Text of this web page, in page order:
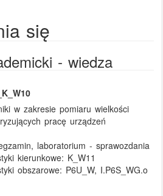
się
- wiedza
w zakresie pomiaru wielkości
pracę urządzeń
laboratorium - sprawozdania
kierunkowe: K_W11
obszarowe: P6U_W, I.P6S_WG.o